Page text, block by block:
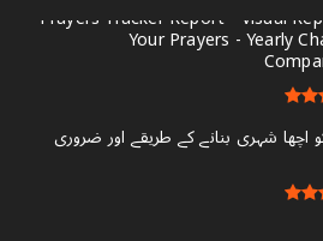
Prayers Tracker Report - Visual
Your Prayers - Yearly
اچھا شہری بنانے کے طریقے اور ضروری